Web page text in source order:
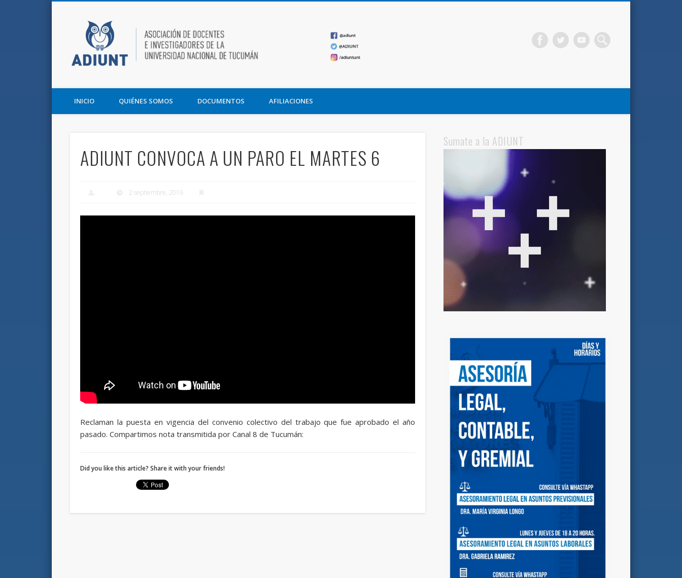
Asociación de Docentes e Investigadores de la UNT y la Fundación Miguel Lillo
INICIO QUIÉNES SOMOS DOCUMENTOS AFILIACIONES
ADIUNT CONVOCA A UN PARO EL MARTES 6
2 septiembre, 2016
Reclaman la puesta en vigencia del convenio colectivo del trabajo que fue aprobado el año
pasado. Compartimos nota transmitida por Canal 8 de Tucumán:
Did you like this article? Share it with your friends!
Sumate a la ADIUNT